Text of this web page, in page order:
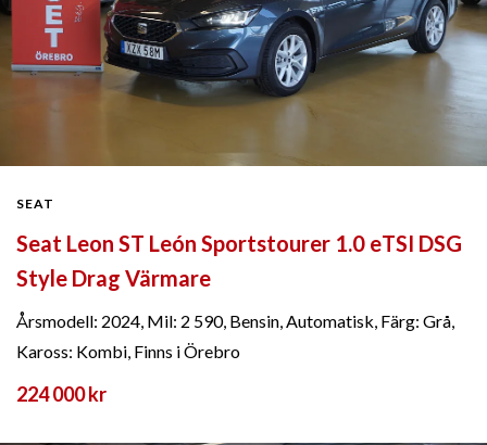
SEAT
Seat Leon ST León Sportstourer 1.0 eTSI DSG
Style Drag Värmare
Årsmodell: 2024, Mil: 2 590, Bensin, Automatisk, Färg: Grå,
Kaross: Kombi, Finns i Örebro
224 000 kr